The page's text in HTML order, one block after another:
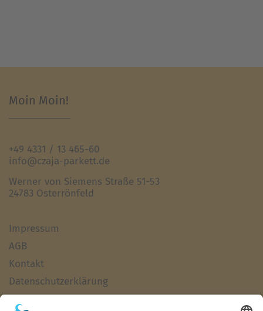
Moin Moin!
+49 4331 / 13 465-60
info@czaja-parkett.de
Werner von Siemens Straße 51-53
24783 Osterrönfeld
Impressum
AGB
Kontakt
Datenschutzerklärung